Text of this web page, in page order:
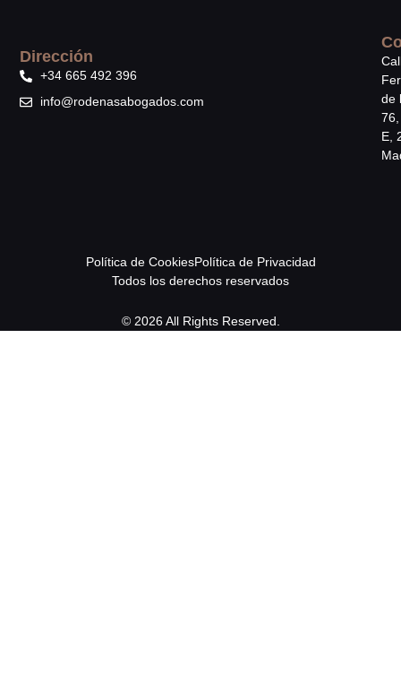
de
E,
Dirección
+34 665 492 396
info@rodenasabogados.com
Política de CookiesPolítica de Privacidad
Todos los derechos reservados
© 2026 All Rights Reserved.